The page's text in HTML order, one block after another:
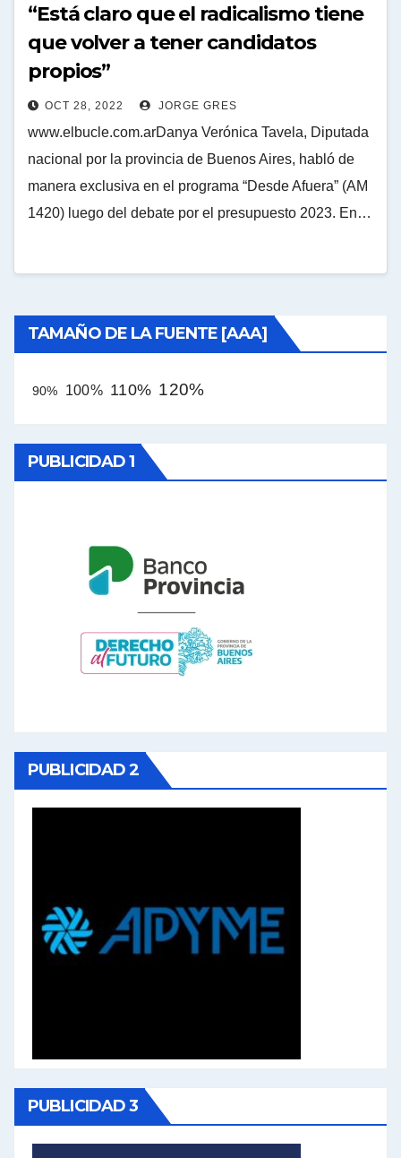
“Está claro que el radicalismo tiene
que volver a tener candidatos
propios”
OCT 28, 2022 JORGE GRES
www.elbucle.com.arDanya Verónica Tavela, Diputada
nacional por la provincia de Buenos Aires, habló de
manera exclusiva en el programa “Desde Afuera” (AM
1420) luego del debate por el presupuesto 2023. En…
TAMAÑO DE LA FUENTE [AAA]
90% 100% 110% 120%
PUBLICIDAD 1
PUBLICIDAD 2
PUBLICIDAD 3